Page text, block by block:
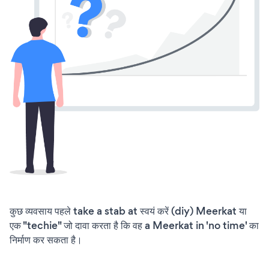
कुछ व्यवसाय पहले take a stab at स्वयं करें (diy) Meerkat या
एक "techie" जो दावा करता है कि वह a Meerkat in 'no time' का
निर्माण कर सकता है।